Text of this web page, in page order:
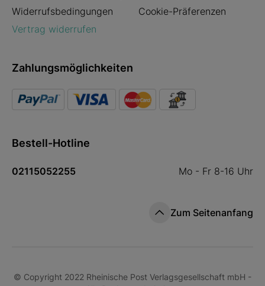
Widerrufsbedingungen
Cookie-Präferenzen
Vertrag widerrufen
Zahlungsmöglichkeiten
Bestell-Hotline
02115052255 Mo - Fr 8-16 Uhr
Zum Seitenanfang
© Copyright 2022 Rheinische Post Verlagsgesellschaft mbH -